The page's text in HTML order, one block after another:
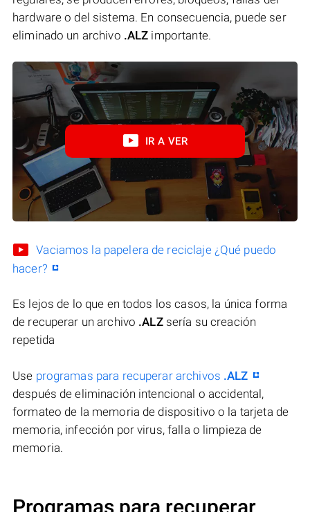
hardware o del sistema. En consecuencia, puede ser
eliminado un archivo .ALZ importante.
IR A VER
Vaciamos la papelera de reciclaje ¿Qué puedo
hacer?
Es lejos de lo que en todos los casos, la única forma
de recuperar un archivo .ALZsería su creación
repetida
Use programas para recuperar archivos .ALZ
después de eliminación intencional o accidental,
formateo de la memoria de dispositivo o la tarjeta de
memoria, infección por virus, falla o limpieza de
memoria.
Programas para recuperar